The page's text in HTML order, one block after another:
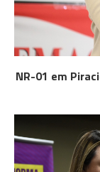
NR-01 em